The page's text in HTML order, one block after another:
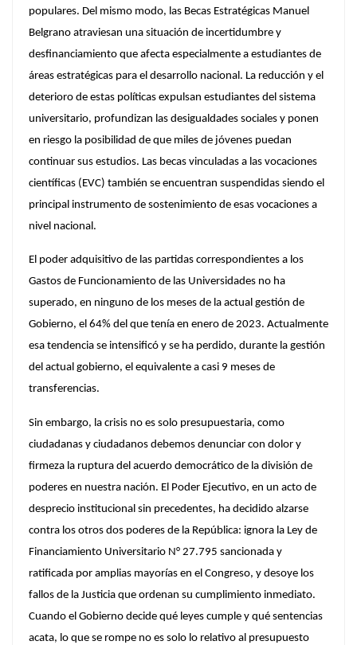
populares. Del mismo modo, las Becas Estratégicas Manuel
Belgrano atraviesan una situación de incertidumbre y
desfinanciamiento que afecta especialmente a estudiantes de
áreas estratégicas para el desarrollo nacional. La reducción y el
deterioro de estas políticas expulsan estudiantes del sistema
universitario, profundizan las desigualdades sociales y ponen
en riesgo la posibilidad de que miles de jóvenes puedan
continuar sus estudios. Las becas vinculadas a las vocaciones
científicas (EVC) también se encuentran suspendidas siendo el
principal instrumento de sostenimiento de esas vocaciones a
nivel nacional.
El poder adquisitivo de las partidas correspondientes a los
Gastos de Funcionamiento de las Universidades no ha
superado, en ninguno de los meses de la actual gestión de
Gobierno, el 64% del que tenía en enero de 2023. Actualmente
esa tendencia se intensificó y se ha perdido, durante la gestión
del actual gobierno, el equivalente a casi 9 meses de
transferencias.
Sin embargo, la crisis no es solo presupuestaria, como
ciudadanas y ciudadanos debemos denunciar con dolor y
firmeza la ruptura del acuerdo democrático de la división de
poderes en nuestra nación. El Poder Ejecutivo, en un acto de
desprecio institucional sin precedentes, ha decidido alzarse
contra los otros dos poderes de la República: ignora la Ley de
Financiamiento Universitario N° 27.795 sancionada y
ratificada por amplias mayorías en el Congreso, y desoye los
fallos de la Justicia que ordenan su cumplimiento inmediato.
Cuando el Gobierno decide qué leyes cumple y qué sentencias
acata, lo que se rompe no es solo lo relativo al presupuesto